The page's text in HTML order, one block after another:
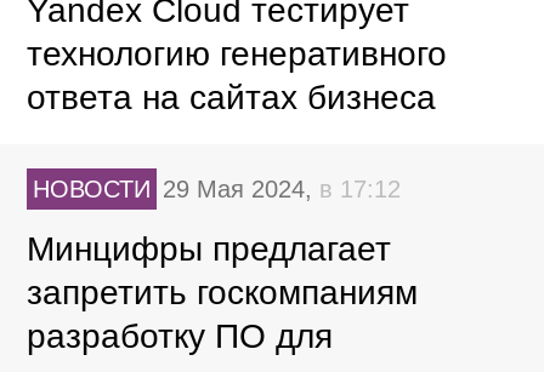
Yandex Cloud тестирует
технологию генеративного
ответа на сайтах бизнеса
НОВОСТИ 29 Мая 2024, в 17:12
Минцифры предлагает
запретить госкомпаниям
разработку ПО для